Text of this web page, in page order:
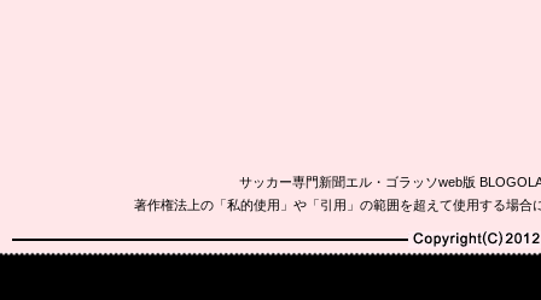
サッカー専門新聞エル・ゴラッソweb版
著作権法上の「私的使用」や「引用」の範囲を超えて使用する場
Copyright(C)2010-